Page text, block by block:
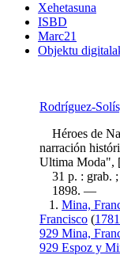
Xehetasuna
ISBD
Marc21
Objektu
Rodríguez-
Héroes de
narración
Ultima
31 p. : grab. ;
1898. —
1. Mina,
Francisco (
929 Mina,
929 Espoz y